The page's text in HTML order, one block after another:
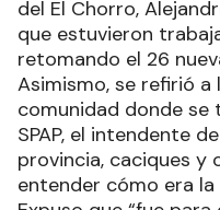
del El Chorro,
que estuvieron
retomando el 26
Asimismo, se refirió
comunidad donde
SPAP, el intendente
provincia, caciques y
entender cómo era la